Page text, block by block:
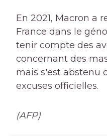
En 2021, Macron a
France dans le
tenir compte des
concernant des
mais s'est abstenu
excuses officielles.
(AFP)